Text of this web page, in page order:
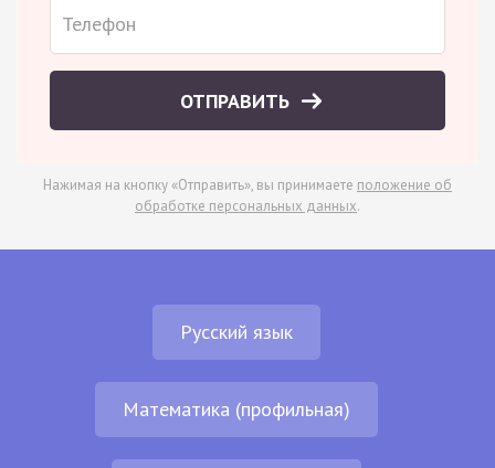
ОТПРАВИТЬ
Нажимая на кнопку «Отправить», вы принимаете положение об
обработке персональных данных.
Русский язык
Математика (профильная)